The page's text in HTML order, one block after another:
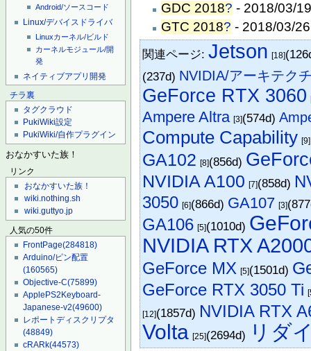
Android/ソースコード
Linux/デバイスドライバ
Linuxカーネル/ビルド
カーネルモジュール/開
発
ネイティブアプリ開発
チラ裏
タグクラウド
PukiWiki設定
PukiWiki/自作プラグイン
おなかすいた族！
リンク
おなかすいた族！
wiki.nothing.sh
wiki.guttyo.jp
人気の50件
FrontPage(284818)
Arduino/ピン配置
(160565)
Objective-C(75899)
ApplePS2Keyboard-
Japanese-v2(49600)
レポートディスクリプタ
(48849)
cRARk(44573)
GDC 2018? - 2018/03/
GTC 2018? - 2018/03/
関連ページ:Jetson [18]
(237d) NVIDIA/アーキテク
GeForce RTX 3060
Ampere Altra [3](574d)
Compute Capability [9]
GA102 [8](856d)
NVIDIA A100 [7](858d)
3050 [6](866d) GA107 [3]
GA106 [5](1010d)
NVIDIA RTX
GeForce MX [5](1501d)
GeForce RTX 3050 Ti
[12](1857d) NVIDIA RTX
Volta [25](2694d) リダ